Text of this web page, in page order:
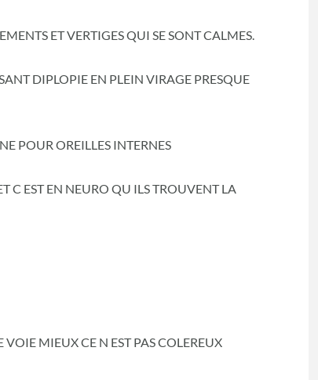
ET VERTIGES QUI SE SONT CALMES.
DIPLOPIE EN PLEIN VIRAGE PRESQUE
POUR OREILLES INTERNES
C EST EN NEURO QU ILS TROUVENT LA
MIEUX CE N EST PAS COLEREUX